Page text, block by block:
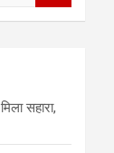
सहारा,